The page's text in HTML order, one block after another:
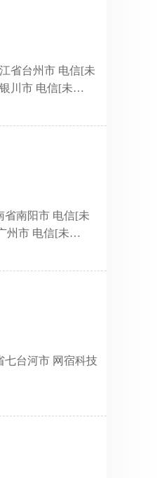
省台州市 电信[未
川市 电信[未
湖北省 电信[未
省南阳市 电信[未
州市 电信[未
市 电信[未
七台河市 网宿科技
省佛山市 移动[未